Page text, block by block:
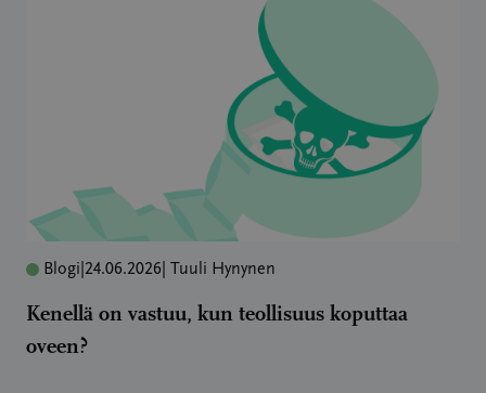
Blogi 24.06.2026 | Tuuli Hynynen
Kenellä on vastuu, kun teollisuus koputtaa
oveen?